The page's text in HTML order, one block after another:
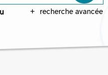
recherche avancée